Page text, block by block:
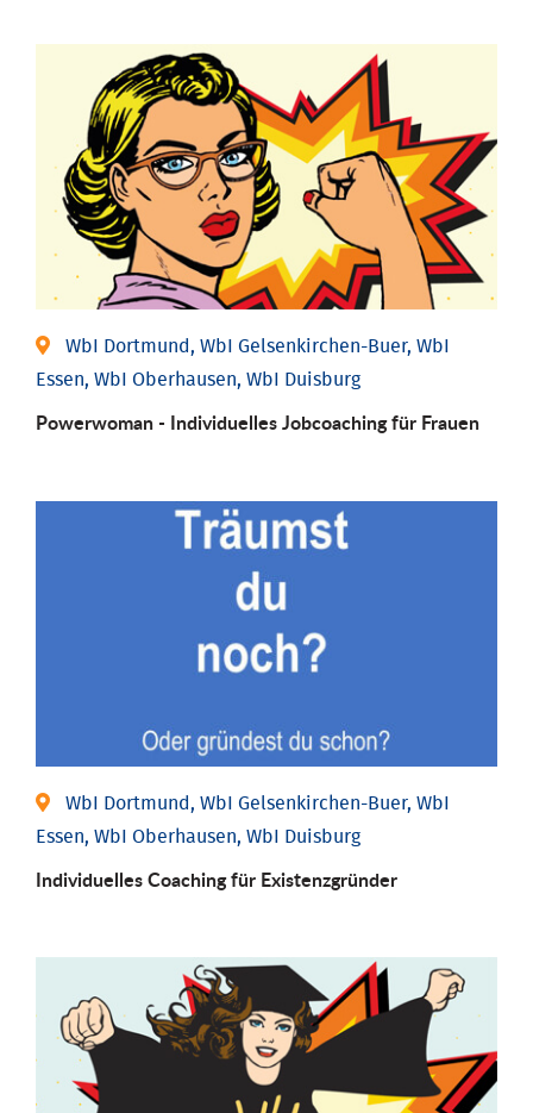
WbI Dortmund, WbI Gelsenkirchen-Buer, WbI
Essen, WbI Oberhausen, WbI Duisburg
Powerwoman - Individu­elles Job­coaching für Frauen
WbI Dortmund, WbI Gelsenkirchen-Buer, WbI
Essen, WbI Oberhausen, WbI Duisburg
Individu­elles Coaching für Existenz­gründer